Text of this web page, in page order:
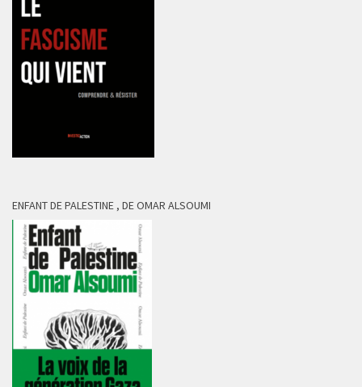
ENFANT DE PALESTINE , DE OMAR ALSOUMI